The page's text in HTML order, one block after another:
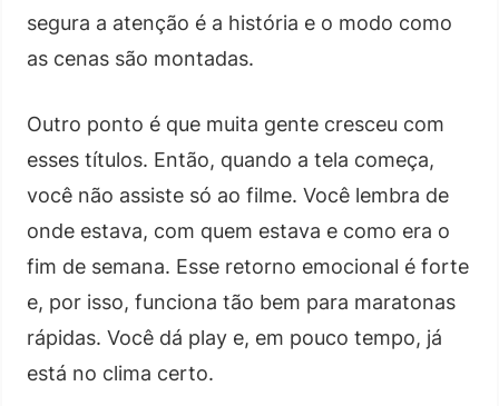
segura a atenção é a história e o modo como
as cenas são montadas.
Outro ponto é que muita gente cresceu com
esses títulos. Então, quando a tela começa,
você não assiste só ao filme. Você lembra de
onde estava, com quem estava e como era o
fim de semana. Esse retorno emocional é forte
e, por isso, funciona tão bem para maratonas
rápidas. Você dá play e, em pouco tempo, já
está no clima certo.